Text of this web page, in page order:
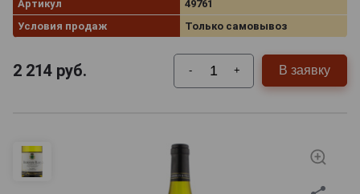
Артикул
49761
Условия продаж
Только самовывоз
2 214 руб. - + В заявку